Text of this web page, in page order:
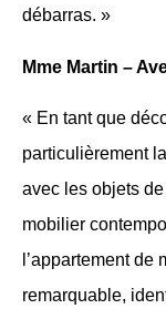
débarras. »
Mme Martin –
« En tant que
particulièrement
avec les objets
mobilier
l’appartement de
remarquable,